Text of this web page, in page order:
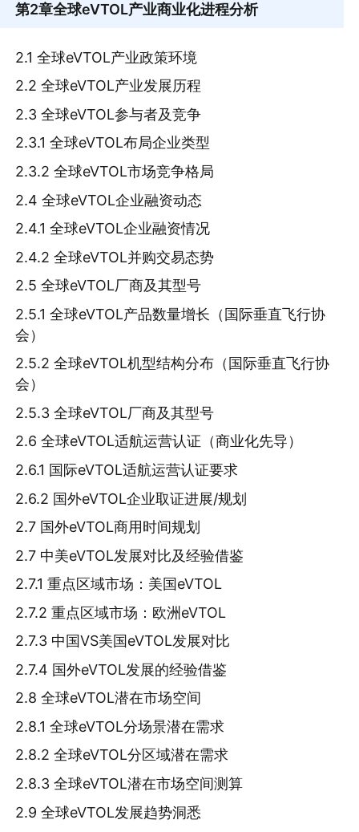
第2章全球eVTOL产业商业化进程分析
2.1 全球eVTOL产业政策环境
2.2 全球eVTOL产业发展历程
2.3 全球eVTOL参与者及竞争
2.3.1 全球eVTOL布局企业类型
2.3.2 全球eVTOL市场竞争格局
2.4 全球eVTOL企业融资动态
2.4.1 全球eVTOL企业融资情况
2.4.2 全球eVTOL并购交易态势
2.5 全球eVTOL厂商及其型号
2.5.1 全球eVTOL产品数量增长（国际垂直飞行协
会）
2.5.2 全球eVTOL机型结构分布（国际垂直飞行协
会）
2.5.3 全球eVTOL厂商及其型号
2.6 全球eVTOL适航运营认证（商业化先导）
2.6.1 国际eVTOL适航运营认证要求
2.6.2 国外eVTOL企业取证进展/规划
2.7 国外eVTOL商用时间规划
2.7 中美eVTOL发展对比及经验借鉴
2.7.1 重点区域市场：美国eVTOL
2.7.2 重点区域市场：欧洲eVTOL
2.7.3 中国VS美国eVTOL发展对比
2.7.4 国外eVTOL发展的经验借鉴
2.8 全球eVTOL潜在市场空间
2.8.1 全球eVTOL分场景潜在需求
2.8.2 全球eVTOL分区域潜在需求
2.8.3 全球eVTOL潜在市场空间测算
2.9 全球eVTOL发展趋势洞悉